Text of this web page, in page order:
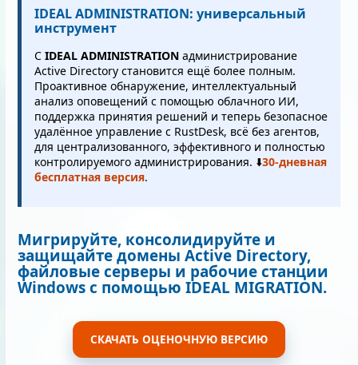
IDEAL ADMINISTRATION: универсальный
инструмент
С IDEAL ADMINISTRATION администрирование
Active Directory становится ещё более полным.
Проактивное обнаружение, интеллектуальный
анализ оповещений с помощью облачного ИИ,
поддержка принятия решений и теперь безопасное
удалённое управление с RustDesk, всё без агентов,
для централизованного, эффективного и полностью
контролируемого администрирования. ⬇️30-дневная
бесплатная версия.
Мигрируйте, консолидируйте и
защищайте домены Active Directory,
файловые серверы и рабочие станции
Windows с помощью IDEAL MIGRATION.
СКАЧАТЬ ОЦЕНОЧНУЮ ВЕРСИЮ